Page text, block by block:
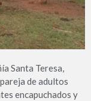
Santa Teresa,
de adultos
encapuchados y